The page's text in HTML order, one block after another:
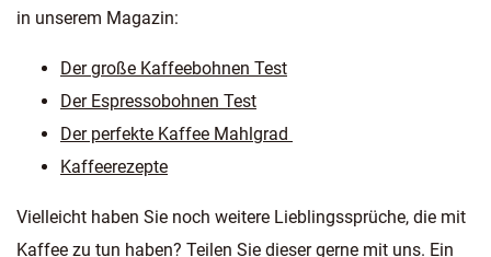
in unserem Magazin:
Der große Kaffeebohnen Test
Der Espressobohnen Test
Der perfekte Kaffee Mahlgrad
Kaffeerezepte
Vielleicht haben Sie noch weitere Lieblingssprüche, die mit
Kaffee zu tun haben? Teilen Sie dieser gerne mit uns. Ein